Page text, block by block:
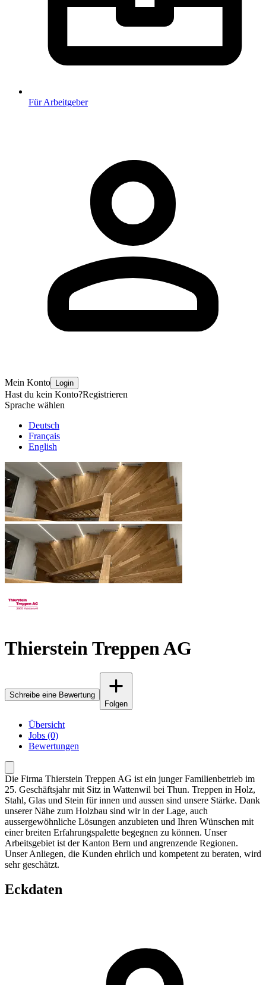
Für Arbeitgeber
Mein Konto Login
Hast du kein Konto?Registrieren
Sprache wählen
Deutsch
Français
English
Thierstein Treppen AG
Schreibe eine Bewertung
Folgen
Übersicht
Jobs (0)
Bewertungen
Die Firma Thierstein Treppen AG ist ein junger Familienbetrieb im
25. Geschäftsjahr mit Sitz in Wattenwil bei Thun. Treppen in Holz,
Stahl, Glas und Stein für innen und aussen sind unsere Stärke. Dank
unserer Nähe zum Holzbau sind wir in der Lage, auch
aussergewöhnliche Lösungen anzubieten und Ihren Wünschen mit
einer breiten Erfahrungspalette begegnen zu können. Unser
Arbeitsgebiet ist der Kanton Bern und angrenzende Regionen.
Unser Anliegen, die Kunden ehrlich und kompetent zu beraten, wird
sehr geschätzt.
Eckdaten